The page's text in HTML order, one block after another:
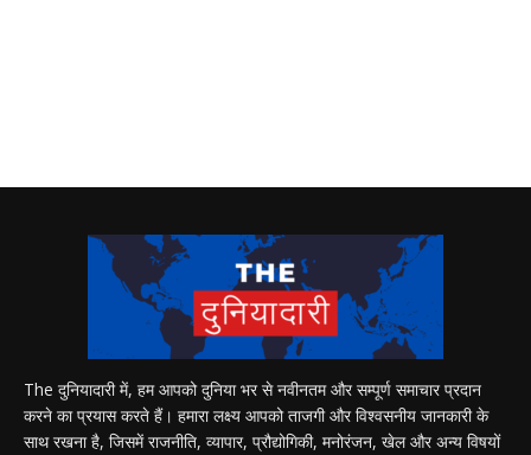
The दुनियादारी में, हम आपको दुनिया भर से नवीनतम और सम्पूर्ण समाचार प्रदान
करने का प्रयास करते हैं। हमारा लक्ष्य आपको ताजगी और विश्वसनीय जानकारी के
साथ रखना है, जिसमें राजनीति, व्यापार, प्रौद्योगिकी, मनोरंजन, खेल और अन्य विषयों